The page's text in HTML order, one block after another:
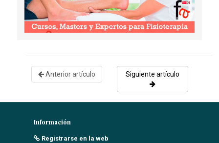
Anterior artículo Siguiente artículo
Información
Registrarse en la web